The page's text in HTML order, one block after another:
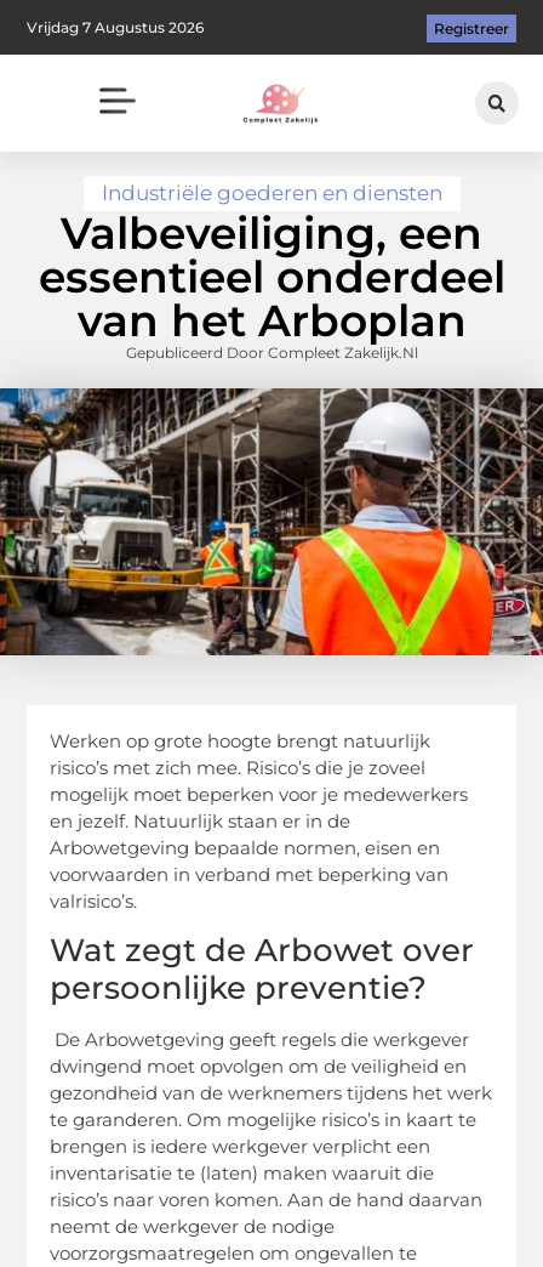
Vrijdag 7 Augustus 2026 Registreer
Industriële goederen en diensten
Valbeveiliging, een
essentieel onderdeel
van het Arboplan
Gepubliceerd Door Compleet Zakelijk.nl
Werken op grote hoogte brengt natuurlijk
risico’s met zich mee. Risico’s die je zoveel
mogelijk moet beperken voor je medewerkers
en jezelf. Natuurlijk staan er in de
Arbowetgeving bepaalde normen, eisen en
voorwaarden in verband met beperking van
valrisico’s.
Wat zegt de Arbowet over
persoonlijke preventie?
De Arbowetgeving geeft regels die werkgever
dwingend moet opvolgen om de veiligheid en
gezondheid van de werknemers tijdens het werk
te garanderen. Om mogelijke risico’s in kaart te
brengen is iedere werkgever verplicht een
inventarisatie te (laten) maken waaruit die
risico’s naar voren komen. Aan de hand daarvan
neemt de werkgever de nodige
voorzorgsmaatregelen om ongevallen te